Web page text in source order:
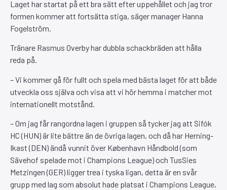
Laget har startat på ett bra sätt efter uppehållet och jag tror
formen kommer att fortsätta stiga, säger manager Hanna
Fogelström.
Tränare Rasmus Overby har dubbla schackbräden att hålla
reda på.
– Vi kommer gå för fullt och spela med bästa laget för att både
utveckla oss själva och visa att vi hör hemma i matcher mot
internationellt motstånd.
– Om jag får rangordna lagen i gruppen så tycker jag att Sifók
HC (HUN) är lite bättre än de övriga lagen, och då har Herning-
Ikast (DEN) ändå vunnit över København Håndbold (som
Sävehof spelade mot i Champions League) och TusSies
Metzingen (GER) ligger trea i tyska ligan, detta är en svår
grupp med lag som absolut hade platsat i Champions League,